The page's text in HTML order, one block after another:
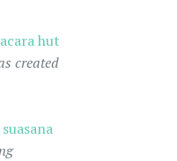
hut
created